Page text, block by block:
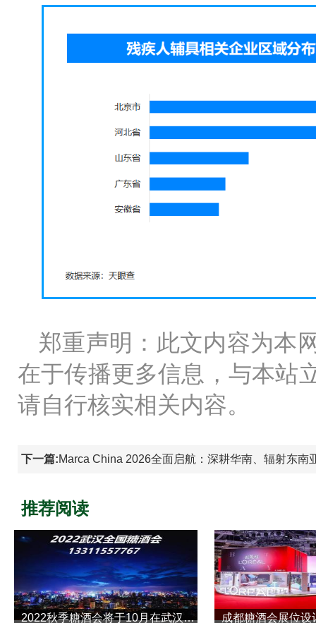
郑重声明：此文内容为本
在于传播更多信息，与本站
请自行核实相关内容。
下一篇:Marca China 2026全面启航：深耕华南、辐射东
推荐阅读
2022秋季糖酒会将于10月在武汉举行！ 成都糖酒会展位设